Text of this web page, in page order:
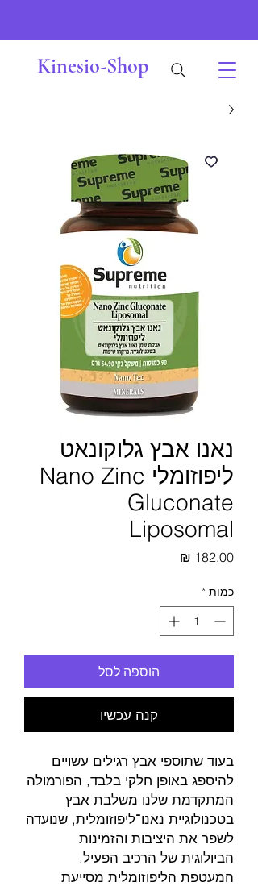
Kinesio-Shop
נאנו אבץ גלוקונאט
ליפוזומלי Nano Zinc
Gluconate
Liposomal
כמות *
הוספה לסל
קנה עכשיו
בעוד שתוספי אבץ רגילים עשויים
להיספג באופן חלקי בלבד, הפורמולה
המתקדמת שלנו משלבת אבץ
בטכנולוגיית נאנו־ליפוזומלית, שנועדה
לשפר את היציבות והזמינות
הביולוגית של הרכיב הפעיל.
המעטפת הליפוזומלית מסייעת